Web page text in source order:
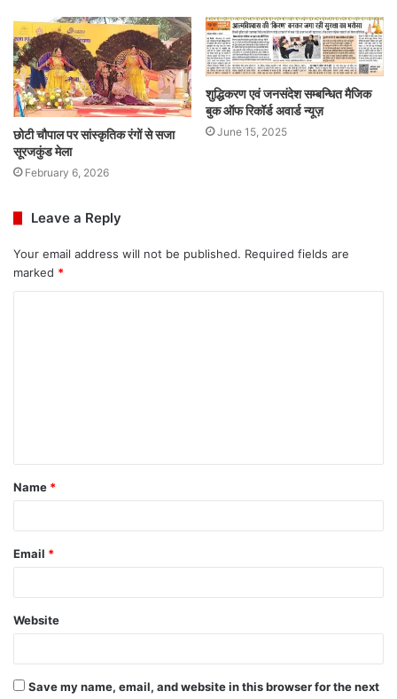
छोटी चौपाल पर सांस्कृतिक रंगों से सजा
सूरजकुंड मेला
February 6, 2026
शुद्धिकरण एवं जनसंदेश सम्बन्धित मैजिक
बुक ऑफ रिकॉर्ड अवार्ड न्यूज़
June 15, 2025
Leave a Reply
Your email address will not be published. Required fields are
marked *
t
*
Name *
Email *
Website
Save my name, email, and website in this browser for the next